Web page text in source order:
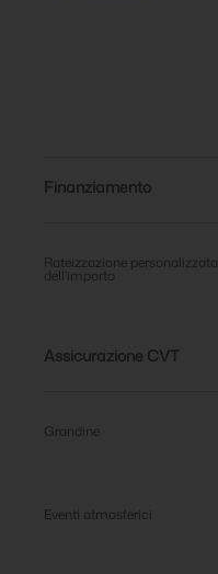
Finanziamento
Rateizzazione personalizzata
dell'importo
Assicurazione CVT
Grandine
Eventi atmosferici